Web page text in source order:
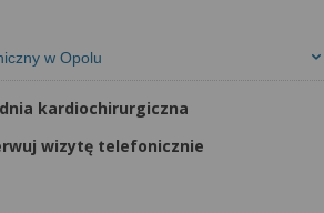
w Opolu
kardiochirurgiczna
wizytę telefonicznie